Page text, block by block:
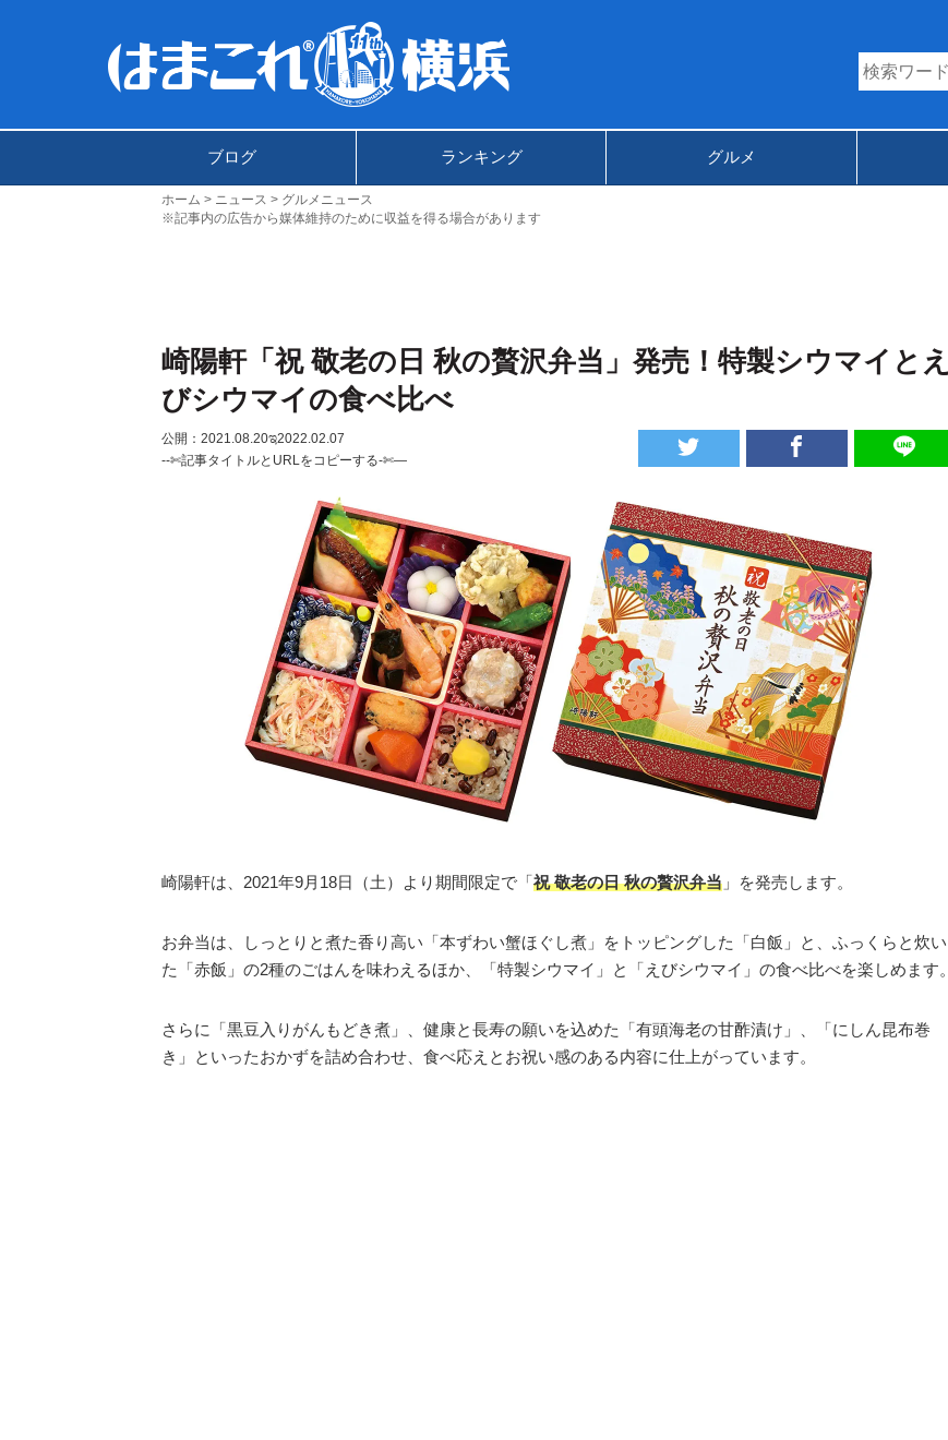
ブログ ランキング グルメ
ホーム ニュース
グルメニュース
※記事内の広告から媒体維持のために収益を得る場合があります
崎陽軒「祝 敬老の日 秋の贅沢弁当」発売！特製シウマイとえ
びシウマイの食べ比べ
公開：2021.08.20ಇ2022.02.07
--✄記事タイトルとURLをコピーする-✄—
崎陽軒は、2021年9月18日（土）より期間限定で「祝 敬老の日 秋の贅沢弁当 」を発売します。
お弁当は、しっとりと煮た香り高い「本ずわい蟹ほぐし煮」をトッピングした「白飯」と、ふっくらと炊い
た「赤飯」の2種のごはんを味わえるほか、「特製シウマイ」と「えびシウマイ」の食べ比べを楽しめます。
さらに「黒豆入りがんもどき煮」、健康と長寿の願いを込めた「有頭海老の甘酢漬け」、「にしん昆布巻
き」といったおかずを詰め合わせ、食べ応えとお祝い感のある内容に仕上がっています。